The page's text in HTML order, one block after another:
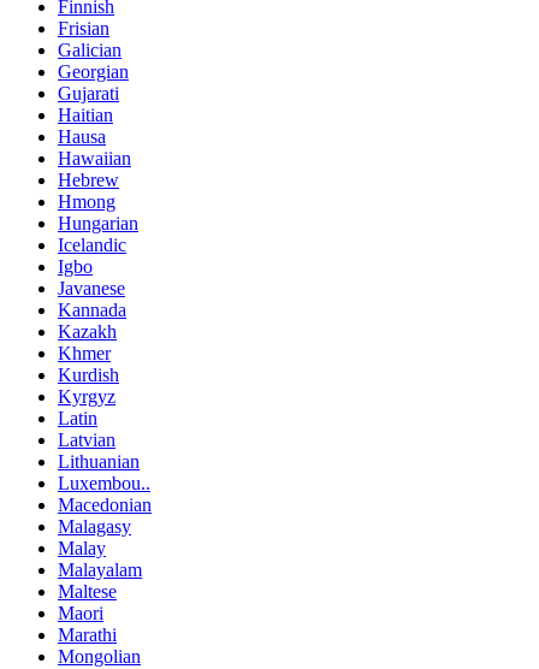
Finnish
Frisian
Galician
Georgian
Gujarati
Haitian
Hausa
Hawaiian
Hebrew
Hmong
Hungarian
Icelandic
Igbo
Javanese
Kannada
Kazakh
Khmer
Kurdish
Kyrgyz
Latin
Latvian
Lithuanian
Luxembou..
Macedonian
Malagasy
Malay
Malayalam
Maltese
Maori
Marathi
Mongolian